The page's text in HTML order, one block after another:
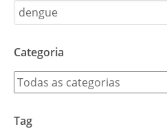
Categoria
Tag